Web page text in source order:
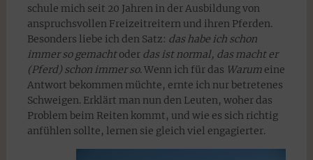
schule mich seit 20 Jahren in der Ausbildung von
anspruchsvollen Freizeitreitern und ihren Pferden.
Besonders liebe ich den Satz: das habe ich schon
immer so gemachtoder das ist normal, das macht er
(Pferd) schon immer so. Wenn ich für das Warumeine
Antwort bekommen müchte, ernte ich nur betretenes
Schweigen. Erklärt man nun den Leuten, woher das
Problem beim Reiten kommt, und wie es sich richtig
anfühlen sollte, lernen sie gleich viel engagierter.